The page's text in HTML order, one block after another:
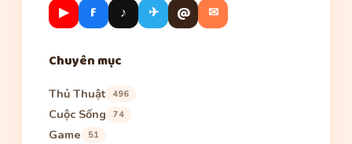
▶ f ♪ ✈ @ ✉
Chuyên mục
Thủ Thuật 496
Cuộc Sống 74
Game 51